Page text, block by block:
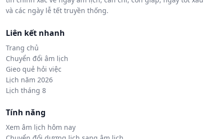
và các ngày lễ tết truyền thống.
Liên kết nhanh
Trang chủ
Chuyển đổi âm lịch
Gieo quẻ hỏi việc
Lịch năm 2026
Lịch tháng 8
Tính năng
Xem âm lịch hôm nay